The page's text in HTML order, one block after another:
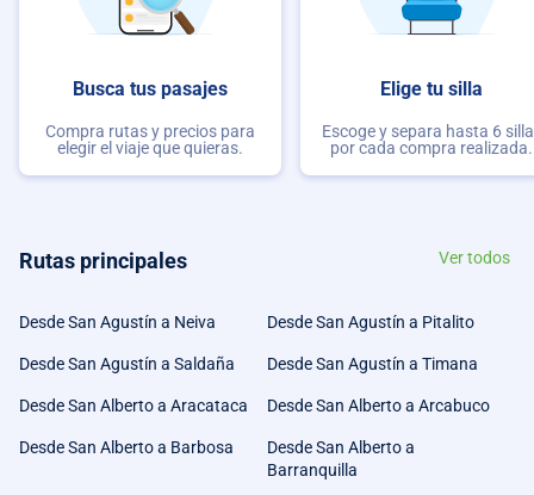
Busca tus pasajes
Compra rutas y precios para
elegir el viaje que quieras.
Elige tu silla
Escoge y separa hasta 6
por cada compra realizada.
Rutas principales Ver todos
Desde San Agustín a Neiva Desde San Agustín a Pitalito
Desde San Agustín a Saldaña Desde San Agustín a Timana
Desde San Alberto a Aracataca Desde San Alberto a Arcabuco
Desde San Alberto a Barbosa
Desde San Alberto a
Barranquilla